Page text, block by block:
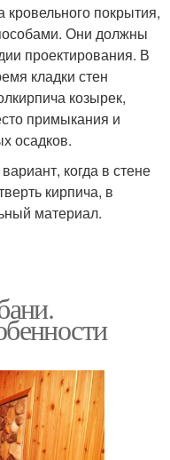
кровельного покрытия,
Они должны
проектирования. В
кладки стен
козырек,
примыкания и
осадков.
когда в стене
кирпича, в
материал.